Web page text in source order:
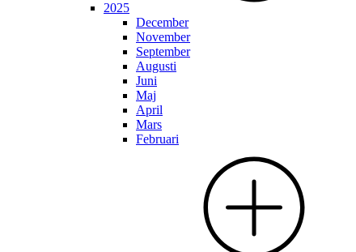
2025
December
November
September
Augusti
Juni
Maj
April
Mars
Februari